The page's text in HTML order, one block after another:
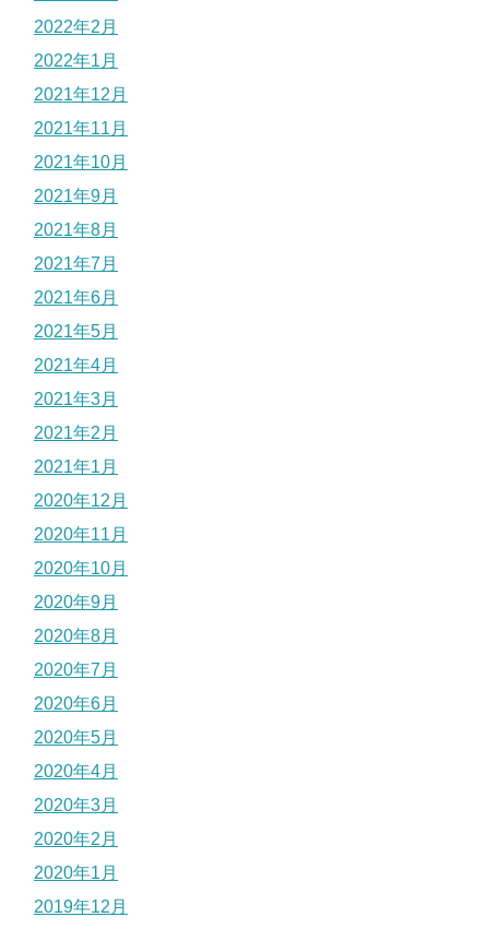
2022年2月
2022年1月
2021年12月
2021年11月
2021年10月
2021年9月
2021年8月
2021年7月
2021年6月
2021年5月
2021年4月
2021年3月
2021年2月
2021年1月
2020年12月
2020年11月
2020年10月
2020年9月
2020年8月
2020年7月
2020年6月
2020年5月
2020年4月
2020年3月
2020年2月
2020年1月
2019年12月